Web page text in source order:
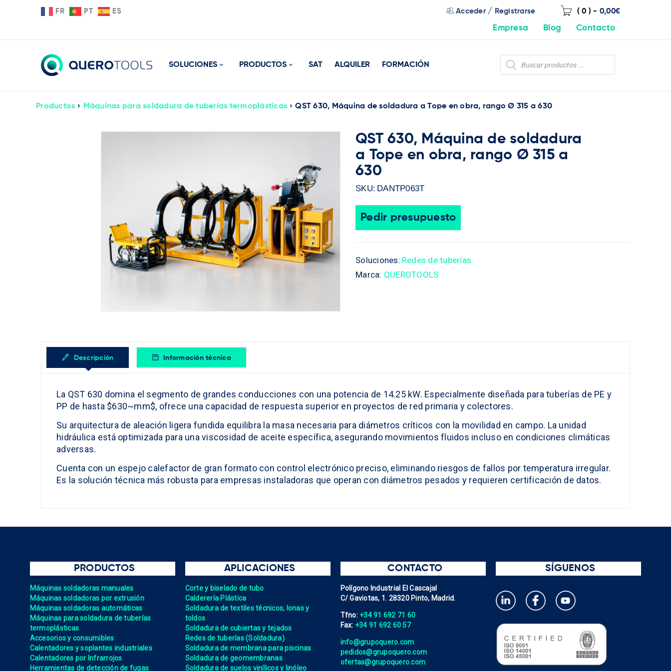
FR PT ES ( 0 ) - 0,00€
Acceder/ Registrarse
Empresa Blog Contacto
SOLUCIONES PRODUCTOS SAT ALQUILER FORMACIÓN
Productos › Máquinas para soldadura de tuberías termoplásticas › QST 630, Máquina de soldadura a Tope en obra, rango Ø 315 a 630
QST 630, Máquina de soldadura
a Tope en obra, rango Ø 315 a
630
SKU: DANTP063T
Pedir presupuesto
Soluciones: Redes de tuberías
Marca: QUEROTOOLS
Descripción Información técnica
La QST 630 domina el segmento de grandes conducciones con una potencia de 14.25 kW. Especialmente diseñada para tuberías de PE y
PP de hasta $630~mm$, ofrece una capacidad de respuesta superior en proyectos de red primaria y colectores.
Su arquitectura de aleación ligera fundida equilibra la masa necesaria para diámetros críticos con la movilidad en campo. La unidad
hidráulica está optimizada para una viscosidad de aceite específica, asegurando movimientos fluidos incluso en condiciones climáticas
adversas.
Cuenta con un espejo calefactor de gran formato con control electrónico preciso, eliminando riesgos de fallos por temperatura irregular.
Es la solución técnica más robusta para empresas instaladoras que operan con diámetros pesados y requieren certificación de datos.
PRODUCTOS
Máquinas soldadoras manuales
Máquinas soldadoras por extrusión
Máquinas soldadoras automáticas
Máquinas para soldadura de tuberías
termoplásticas
Accesorios y consumibles
Calentadores y soplantes industriales
Calentadores por Infrarrojos
Herramientas de detección de fugas
APLICACIONES
Corte y biselado de tubo
Calderería Plástica
Soldadura de textiles técnicos, lonas y
toldos
Soldadura de cubiertas y tejados
Redes de tuberías (Soldadura)
Soldadura de membrana para piscinas
Soldadura de geomembranas
Soldadura de suelos vinílicos y linóleo
CONTACTO
Polígono Industrial El Cascajal
C/ Gaviotas, 1. 28320 Pinto, Madrid.
Tfno: +34 91 692 71 60
Fax: +34 91 692 60 57
info@grupoquero.com
pedidos@grupoquero.com
ofertas@grupoquero.com
SÍGUENOS